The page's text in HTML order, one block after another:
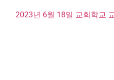
2023년 6월 18일 교회학교